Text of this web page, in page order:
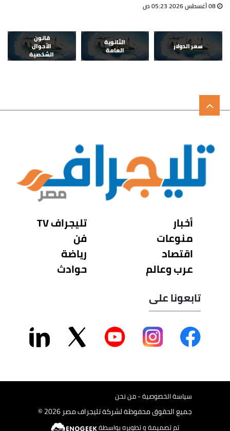
سعر الدولار
الثانوية
العامة
قانون
الأحوال
الشخصية
أخبار
منوعات
اقتصاد
عرب وعالم
تليجراف TV
فن
رياضة
حوادث
تابعونا على
سياسة الخصوصية - من نحن
جميع الحقوق محفوظة لشركة تليجراف مصر 2026 ©
تم تصميمة و تطويره بواسطة